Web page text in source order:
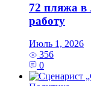
72 пляжа в
работу
Июль 1, 2026
356
0